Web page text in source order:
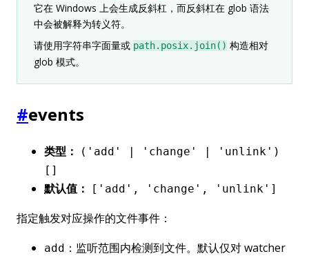
它在 Windows 上会生成反斜杠，而反斜杠在 glob 语法
中会被解释为转义符。
请使用字符串字面量或 path.posix.join() 构造相对
glob 模式。
#events
类型：
('add' | 'change' | 'unlink')
[]
默认值： ['add', 'change', 'unlink']
指定触发对应操作的文件事件：
add ：监听范围内检测到文件。默认仅对 watcher